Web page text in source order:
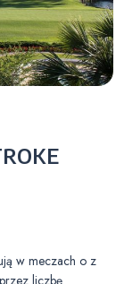
w meczach o z
liczbę